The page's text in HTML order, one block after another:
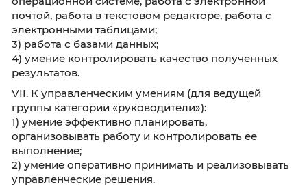
«Об информации, информационных
о защите информации»;
3) постановление Правительства
Федерации от 2 июня 2008 г. № 420 «О
Федеральной службе государственной
статистики»;
4) постановление Правительства
Федерации от 18 августа 2008 г. № 620 «Об
условиях предоставления в обязательном
первичных статистических данных и